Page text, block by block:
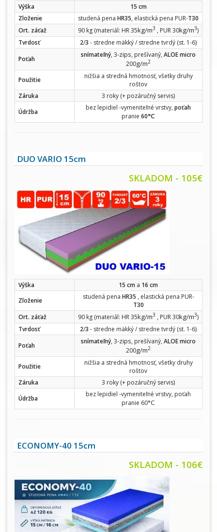
Výška
15 cm
Zloženie
studená pena HR35, elastická pena PUR-T30
Ort. záťaž
90 kg (materiál: HR 35kg/m3 , PUR 30kg/m3)
Tvrdosť
2/3 - stredne mäkký / stredne tvrdý (st. 1-6)
Poťah
snímateľný, 3-zips, prešívaný, ALOE micro
200g/m2
Použitie
nižšia a stredná hmotnosť, všetky druhy
roštov
Záruka
3 roky (+ pozáručný servis)
Údržba
bez lepidiel -vymeniteľné vrstvy, poťah
pranie 60°C
DUO VARIO 15cm
SKLADOM - 105€
Výška 15 cm a 16 cm
Zloženie
studená pena HR35 , elastická pena PUR-
T30
Ort. záťaž
90 kg (materiál: HR 35kg/m3 , PUR 30kg/m3)
Tvrdosť
2/3 - stredne mäkký / stredne tvrdý (st. 1-6)
Poťah
snímateľný, 3-zips, prešívaný, ALOE micro
200g/m2
Použitie
nižšia a stredná hmotnosť, všetky druhy
roštov
Záruka
3 roky (+ pozáručný servis)
Údržba
bez lepidiel -vymeniteľné vrstvy, poťah
pranie 60°C
ECONOMY-40 15cm
SKLADOM - 106€